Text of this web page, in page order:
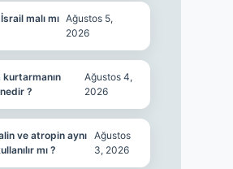
malı mı Ağustos 5,
2026
kurtarmanın
?
Ağustos 4,
2026
ve atropin aynı
mı ?
Ağustos
3, 2026